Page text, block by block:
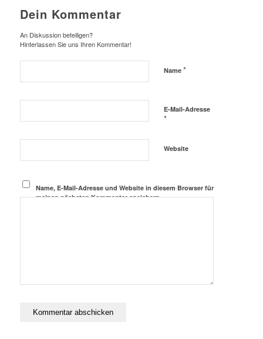
Dein Kommentar
An Diskussion beteiligen?
Hinterlassen Sie uns Ihren Kommentar!
Name *
E-Mail-Adresse
*
Website
Name, E-Mail-Adresse und Website in diesem Browser für
meinen nächsten Kommentar speichern.